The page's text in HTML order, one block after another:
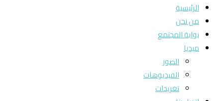
الرئيسية
من نحن
بوابة المجتمع
ميديا
الصور
الفيديوهات
تغريدات